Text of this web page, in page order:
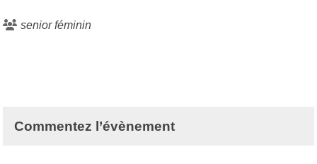
senior féminin
Commentez l’évènement